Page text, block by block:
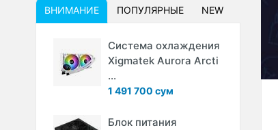
ВНИМАНИЕ ПОПУЛЯРНЫЕ NEW
Система охлаждения
Xigmatek Aurora Arcti
...
1 491 700 сум
Блок питания